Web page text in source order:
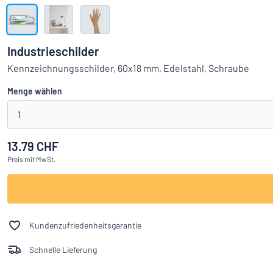
Das
Alle Kategorien anzeigen
Einloggen
Kundenservice
Privat
Deutsch
Industrieschilder
Kennzeichnungsschilder, 60x18 mm, Edelstahl, Schraube
Menge wählen
1
13.79 CHF
Preis mit MwSt.
Kundenzufriedenheitsgarantie
Schnelle Lieferung